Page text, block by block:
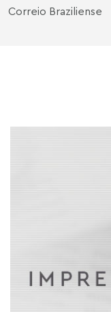
Correio Braziliense